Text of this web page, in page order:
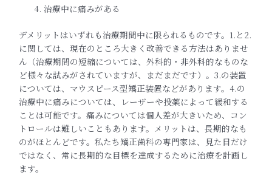
治療中に痛みがある
デメリットはいずれも治療期間中に限られるものです。1.と2.
に関しては、現在のところ大きく改善できる方法はありませ
ん（治療期間の短縮については、外科的・非外科的なものな
ど様々な試みがされていますが、まだまだです）。3.の装置
については、マウスピース型矯正装置などがあります。4.の
治療中に痛みについては、レーザーや投薬によって緩和する
ことは可能です。痛みについては個人差が大きいため、コン
トロールは難しいこともあります。メリットは、長期的なも
のがほとんどです。私たち矯正歯科の専門家は、見た目だけ
ではなく、常に長期的な目標を達成するために治療を計画し
ます。